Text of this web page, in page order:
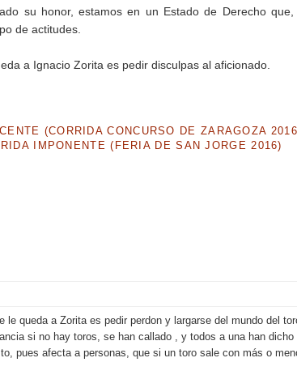
su honor, estamos en un Estado de Derecho
de actitudes.
a Ignacio Zorita es pedir disculpas al aficionado.
(CORRIDA CONCURSO DE ZARAGOZA
IMPONENTE (FERIA DE SAN JORGE 2016)
le queda a Zorita es pedir perdon y largarse del mundo del
si no hay toros, se han callado , y todos a una han
pues afecta a personas, que si un toro sale con más o